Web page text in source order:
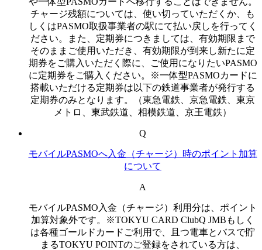
チャージ残額については、使い切っていただくか、も
しくはPASMO取扱事業者の駅にて払い戻しを行ってく
ださい。また、定期券につきましては、有効期限まで
そのままご使用いただき、有効期限が到来し新たに定
期券をご購入いただく際に、ご使用になりたいPASMO
に定期券をご購入ください。※一体型PASMOカードに
搭載いただける定期券は以下の鉄道事業者が発行する
定期券のみとなります。（東急電鉄、京急電鉄、東京
メトロ、東武鉄道、相模鉄道、京王電鉄）
Q
モバイルPASMOへ入金（チャージ）時のポイント加算
について
A
モバイルPASMO入金（チャージ）利用分は、ポイント
加算対象外です。※TOKYU CARD ClubQ JMBもしく
は各種ゴールドカードご利用で、且つ電車とバスで貯
まるTOKYU POINTのご登録をされている方は、